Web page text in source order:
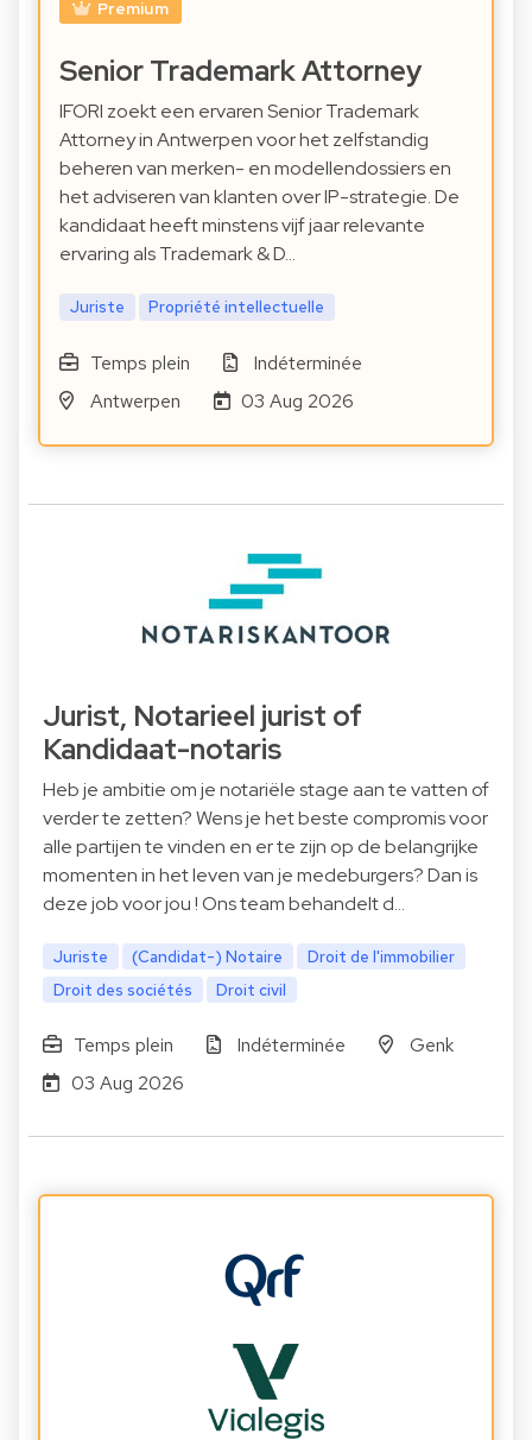
Premium
Senior Trademark Attorney
IFORI zoekt een ervaren Senior Trademark
Attorney in Antwerpen voor het zelfstandig
beheren van merken- en modellendossiers en
het adviseren van klanten over IP-strategie. De
kandidaat heeft minstens vijf jaar relevante
ervaring als Trademark & D…
Juriste Propriété intellectuelle
Temps plein
Indéterminée
Antwerpen
03 Aug 2026
Jurist, Notarieel jurist of
Kandidaat-notaris
Heb je ambitie om je notariële stage aan te vatten of
verder te zetten? Wens je het beste compromis voor
alle partijen te vinden en er te zijn op de belangrijke
momenten in het leven van je medeburgers? Dan is
deze job voor jou ! Ons team behandelt d…
Juriste (Candidat-) Notaire
Droit de l'immobilier
Droit des sociétés
Droit civil
Temps plein Indéterminée
Genk
03 Aug 2026